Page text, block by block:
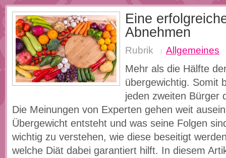
Eine
Abnehmen
Rubrik Allgemeines
Mehr als die Hälfte
übergewichtig. Somit
jeden zweiten Bürger
Die Meinungen von Experten gehen weit
Übergewicht entsteht und was seine Folgen
wichtig zu verstehen, wie diese beseitigt
welche Diät dabei garantiert hilft. In diesem